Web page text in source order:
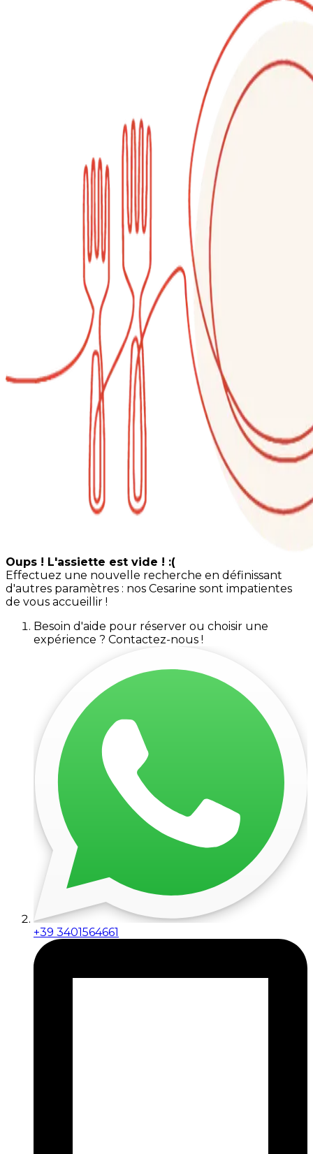
Oups ! L'assiette est vide ! :(
Effectuez une nouvelle recherche en définissant
d'autres paramètres : nos Cesarine sont impatientes
de vous accueillir !
Besoin d'aide pour réserver ou choisir une
expérience ? Contactez-nous !
+39 3401564661